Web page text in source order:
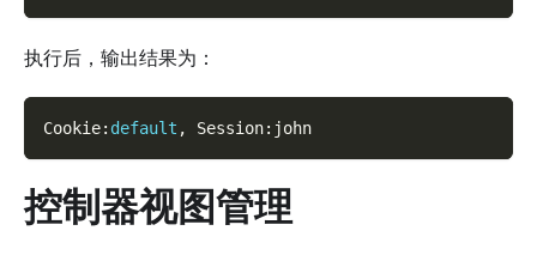
执行后，输出结果为：
Cookie: default , Session: john
控制器视图管理